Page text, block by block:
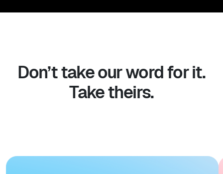
Don’t take our word for it.
Take theirs.